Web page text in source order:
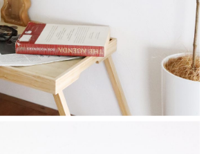
範圍內提供個人資料，並將交易相關給付款項請求債
有限公司。
宜，請瀏覽以下網址：
https://aftee.tw/terms/#terms3
先徵得法定代理人或監護人之同意方可使用
若未經同意申辦者引起之損失，本公司不負相關責
後付」時，將依據個別帳號之用戶狀況，依本公司即
額度；若仍有額度不足之情形，本公司將視審查結果
帳號或使用他人資訊註冊。若發現惡意使用之情形，